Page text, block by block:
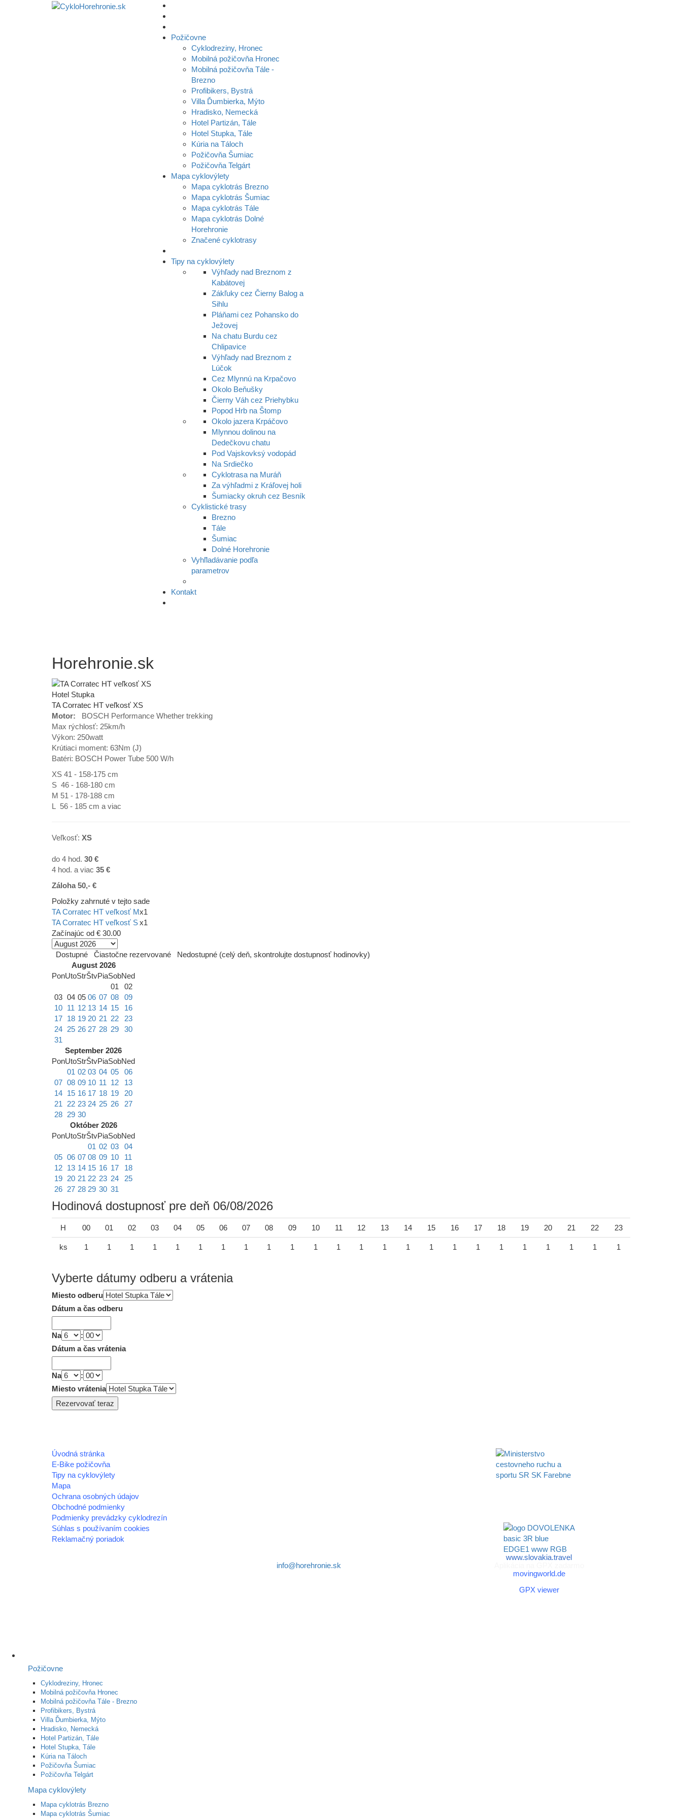
Požičovne
Cyklodreziny, Hronec
Mobilná požičovňa Hronec
Mobilná požičovňa Tále -
Brezno
Profibikers, Bystrá
Villa Ďumbierka, Mýto
Hradisko, Nemecká
Hotel Partizán, Tále
Hotel Stupka, Tále
Kúria na Táloch
Požičovňa Šumiac
Požičovňa Telgárt
Mapa cyklovýlety
Mapa cyklotrás Brezno
Mapa cyklotrás Šumiac
Mapa cyklotrás Tále
Mapa cyklotrás Dolné
Horehronie
Značené cyklotrasy
Tipy na cyklovýlety
Výhľady nad Breznom z
Kabátovej
Zákľuky cez Čierny Balog a
Sihlu
Pláňami cez Pohansko do
Ježovej
Na chatu Burdu cez
Chlipavice
Výhľady nad Breznom z
Lúčok
Cez Mlynnú na Krpačovo
Okolo Beňušky
Čierny Váh cez Priehybku
Popod Hrb na Štomp
Okolo jazera Krpáčovo
Mlynnou dolinou na
Dedečkovu chatu
Pod Vajskovksý vodopád
Na Srdiečko
Cyklotrasa na Muráň
Za výhľadmi z Kráľovej holi
Šumiacky okruh cez Besník
Cyklistické trasy
Brezno
Tále
Šumiac
Dolné Horehronie
Vyhľladávanie podľa
parametrov
Kontakt
Horehronie.sk
Hotel Stupka
TA Corratec HT veľkosť XS
Motor: BOSCH Performance Whether trekking
Max rýchlosť: 25km/h
Výkon: 250watt
Krútiaci moment: 63Nm (J)
Batéri: BOSCH Power Tube 500 W/h
XS 41 - 158-175 cm
S 46 - 168-180 cm
M 51 - 178-188 cm
L 56 - 185 cm a viac
Veľkosť: XS
do 4 hod. 30 €
4 hod. a viac 35 €
Záloha 50,- €
Položky zahrnuté v tejto sade
TA Corratec HT veľkosť Mx1
TA Corratec HT veľkosť Sx1
Začínajúc od € 30.00
Dostupné Čiastočne rezervované
Nedostupné (celý deň, skontrolujte dostupnosť hodinovky)
August 2026
PonUtoStrŠtvPiaSobNed
01
02
03 04 05 06 07 08
09
10 11 12 13 14 15
16
17 18 19 20 21 22
23
24 25 26 27 28 29
30
31
September 2026
PonUtoStrŠtvPiaSobNed
01 02 03 04 05
06
07 08 09 10 11 12
13
14 15 16 17 18 19
20
21
22 23 24 25 26
27
28 29 30
Október 2026
PonUtoStrŠtvPiaSobNed
01 02 03
04
05 06 07 08 09 10
11
12 13 14 15 16 17
18
19 20 21 22 23 24
25
26 27 28 29 30 31
Hodinová dostupnosť pre deň 06/08/2026
H 00 01 02 03 04 05 06 07 08 09 10 11 12 13 14 15 16 17 18 19 20 21 22 23
ks 1 1 1 1 1 1 1 1 1 1 1 1 1 1 1 1 1 1 1 1 1 1 1 1
Vyberte dátumy odberu a vrátenia
Miesto odberu
Dátum a čas odberu
Na
:
Dátum a čas vrátenia
Na
:
Miesto vrátenia
Úvodná stránka
E-Bike požičovňa
Tipy na cyklovýlety
Mapa
Ochrana osobných údajov
Obchodné podmienky
Podmienky prevádzky cyklodrezín
Súhlas s používaním cookies
Reklamačný poriadok
info@horehronie.sk
www.slovakia.travel
movingworld.de
GPX viewer
Požičovne
Cyklodreziny, Hronec
Mobilná požičovňa Hronec
Mobilná požičovňa Tále - Brezno
Profibikers, Bystrá
Villa Ďumbierka, Mýto
Hradisko, Nemecká
Hotel Partizán, Tále
Hotel Stupka, Tále
Kúria na Táloch
Požičovňa Šumiac
Požičovňa Telgárt
Mapa cyklovýlety
Mapa cyklotrás Brezno
Mapa cyklotrás Šumiac